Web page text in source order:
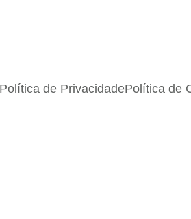
Política de PrivacidadePolítica de